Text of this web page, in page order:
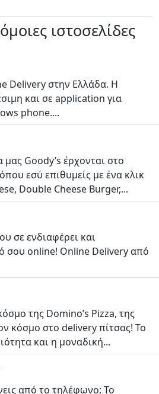
ιστοσελίδες
Delivery στην Ελλάδα. Η
και σε application για
phone....
Goody’s έρχονται στο
εσύ επιθυμείς με ένα κλικ
Double Cheese Burger,...
σε ενδιαφέρει και
σου online! Online Delivery από
της Domino’s Pizza, της
κόσμο στο delivery πίτσας! Το
και η μοναδική...
από το τηλέφωνο; Το